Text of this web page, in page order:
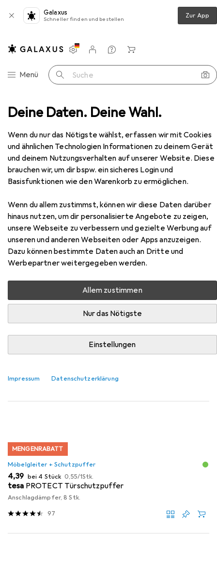
Deine Daten. Deine Wahl.
Wenn du nur das Nötigste wählst, erfassen wir mit Cookies
und ähnlichen Technologien Informationen zu deinem Gerät
und deinem Nutzungsverhalten auf unserer Website. Diese
brauchen wir, um dir bspw. ein sicheres Login und
Basisfunktionen wie den Warenkorb zu ermöglichen.
Wenn du allem zustimmst, können wir diese Daten darüber
hinaus nutzen, um dir personalisierte Angebote zu zeigen,
unsere Webseite zu verbessern und gezielte Werbung auf
unseren und anderen Webseiten oder Apps anzuzeigen.
Dazu können bestimmte Daten auch an Dritte und
Werbepartner weitergegeben werden.
Allem zustimmen
Nur das Nötigste
Einstellungen
Impressum Datenschutzerklärung
Galaxus
Schneller finden und bestellen Zur App
Navigation nach Kategorien
Menü Suche
Einstellungen
Kundenkonto
Vergleichslisten
Merklisten
Warenkorb
Türgriff + Türgarnitur MSL Stangenführungen 1826
MSL Stangenführungen 1826
Türgriff
Stangenführungen 1826
Hier findest du passendes Zubehör zum Produkt MSL
Stangenführungen 1826 aus der Kategorie Möbelgleiter +
Schutzpuffer.
ScotchSchutzpuffer
45
MENGENRABATT
Möbelgleiter + Schutzpuffer
EUR
4,39 bei 4 Stück EUR
0,55/1Stk.
tesa PROTECT Türschutzpuffer
Anschlagdämpfer, 8 Stk.
97